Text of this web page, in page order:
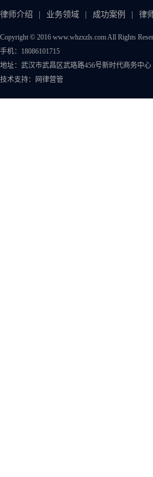
律师介绍 业务领域 成功案例 律
Copyright © 2016 www.whzxzls.com All Rights
手机：18086101715
地址：武汉市武昌区武珞路456号新时代商务中
技术支持：
网律营管